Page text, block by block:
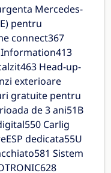
Mercedes-
pentru
connect367
Head-up-
exterioare
gratuite pentru
de 3 ani51B
Carlig
dedicata55U
Sistem